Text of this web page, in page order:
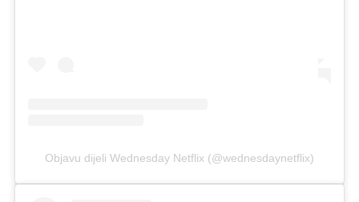
Objavu dijeli Wednesday Netflix (@wednesdaynetflix)